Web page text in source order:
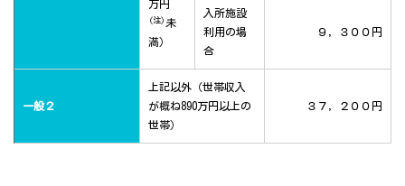
万円
(注) 未
満）
入所施設
利用の場
合
９，３００円
一般２
上記以外（世帯収入
が概ね890万円以上の
世帯）
３７，２００円